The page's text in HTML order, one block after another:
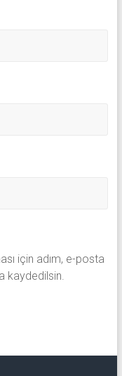
için adım, e-posta
kaydedilsin.